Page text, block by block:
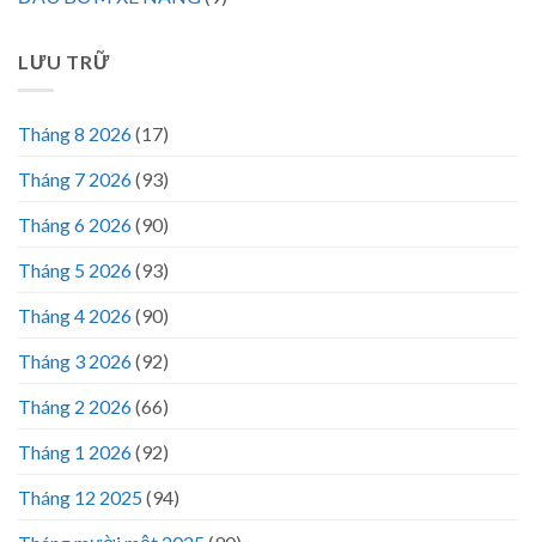
LƯU TRỮ
Tháng 8 2026(17)
Tháng 7 2026(93)
Tháng 6 2026(90)
Tháng 5 2026(93)
Tháng 4 2026(90)
Tháng 3 2026(92)
Tháng 2 2026(66)
Tháng 1 2026(92)
Tháng 12 2025(94)